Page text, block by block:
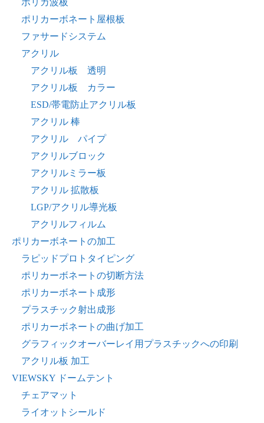
ポリカ波板
ポリカーボネート屋根板
ファサードシステム
アクリル
アクリル板 透明
アクリル板 カラー
ESD/帯電防止アクリル板
アクリル 棒
アクリル パイプ
アクリルブロック
アクリルミラー板
アクリル 拡散板
LGP/アクリル導光板
アクリルフィルム
ポリカーボネートの加工
ラピッドプロトタイピング
ポリカーボネートの切断方法
ポリカーボネート成形
プラスチック射出成形
ポリカーボネートの曲げ加工
グラフィックオーバーレイ用プラスチックへの印刷
アクリル板 加工
VIEWSKY ドームテント
チェアマット
ライオットシールド